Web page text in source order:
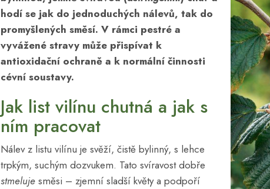
hodí se jak do jednoduchých nálevů, tak do
promyšlených směsí. V rámci pestré a
vyvážené stravy může přispívat k
antioxidační ochraně a k normální činnosti
cévní soustavy.
Jak list vilínu chutná a jak s
ním pracovat
Nálev z listu vilínu je svěží, čistě bylinný, s lehce
trpkým, suchým dozvukem. Tato svíravost dobře
stmeluje směsi – zjemní sladší květy a podpoří